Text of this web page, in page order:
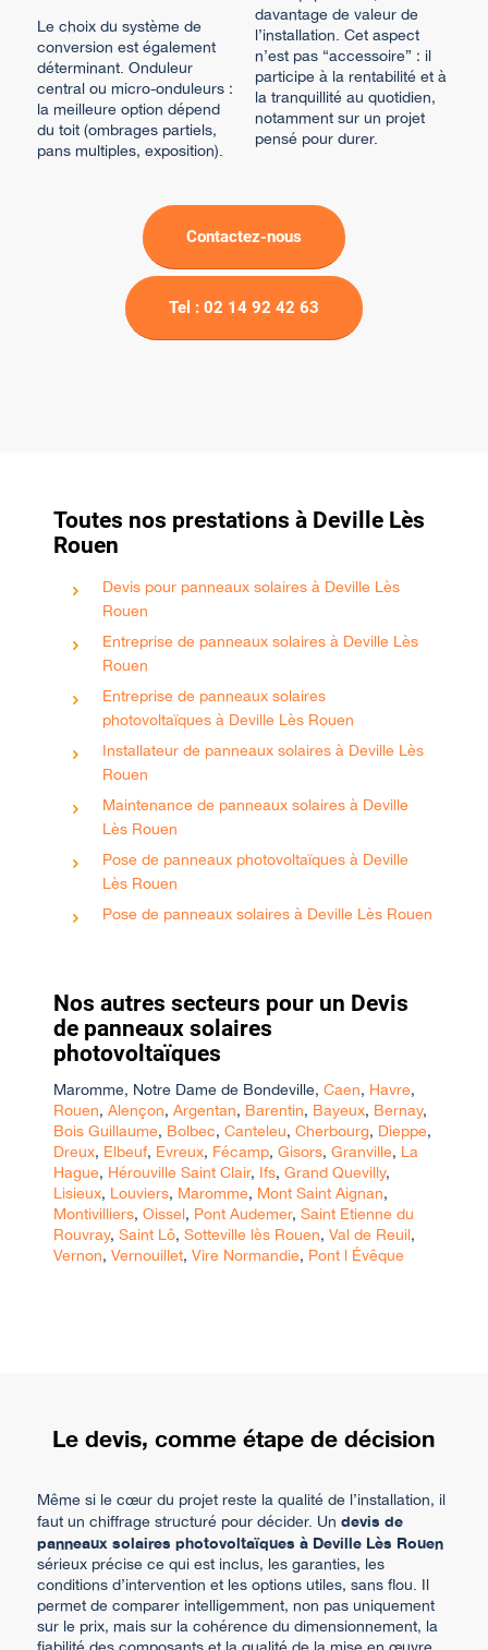
Le choix du système de
conversion est également
déterminant. Onduleur
central ou micro-onduleurs :
la meilleure option dépend
du toit (ombrages partiels,
pans multiples, exposition).
davantage de valeur de
l’installation. Cet aspect
n’est pas “accessoire” : il
participe à la rentabilité et à
la tranquillité au quotidien,
notamment sur un projet
pensé pour durer.
Contactez-nous
Tel : 02 14 92 42 63
Toutes nos prestations à Deville Lès
Rouen
Devis pour panneaux solaires à Deville Lès
Rouen
Entreprise de panneaux solaires à Deville Lès
Rouen
Entreprise de panneaux solaires
photovoltaïques à Deville Lès Rouen
Installateur de panneaux solaires à Deville Lès
Rouen
Maintenance de panneaux solaires à Deville
Lès Rouen
Pose de panneaux photovoltaïques à Deville
Lès Rouen
Pose de panneaux solaires à Deville Lès Rouen
Nos autres secteurs pour un Devis
de panneaux solaires
photovoltaïques
Maromme, Notre Dame de Bondeville, Caen, Havre,
Rouen, Alençon, Argentan, Barentin, Bayeux, Bernay,
Bois Guillaume, Bolbec, Canteleu, Cherbourg, Dieppe,
Dreux, Elbeuf, Evreux, Fécamp, Gisors, Granville, La
Hague, Hérouville Saint Clair, Ifs, Grand Quevilly,
Lisieux, Louviers, Maromme, Mont Saint Aignan,
Montivilliers, Oissel, Pont Audemer, Saint Etienne du
Rouvray, Saint Lô, Sotteville lès Rouen, Val de Reuil,
Vernon, Vernouillet, Vire Normandie, Pont l Évêque
Le devis, comme étape de décision
Même si le cœur du projet reste la qualité de l’installation, il
faut un chiffrage structuré pour décider. Un devis de
panneaux solaires photovoltaïques à Deville Lès Rouen
sérieux précise ce qui est inclus, les garanties, les
conditions d’intervention et les options utiles, sans flou. Il
permet de comparer intelligemment, non pas uniquement
sur le prix, mais sur la cohérence du dimensionnement, la